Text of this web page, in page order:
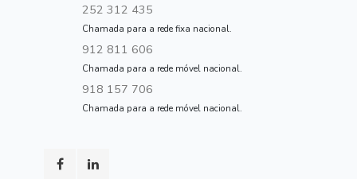
252 312 435
Chamada para a rede fixa nacional.
912 811 606
Chamada para a rede móvel nacional.
918 157 706
Chamada para a rede móvel nacional.